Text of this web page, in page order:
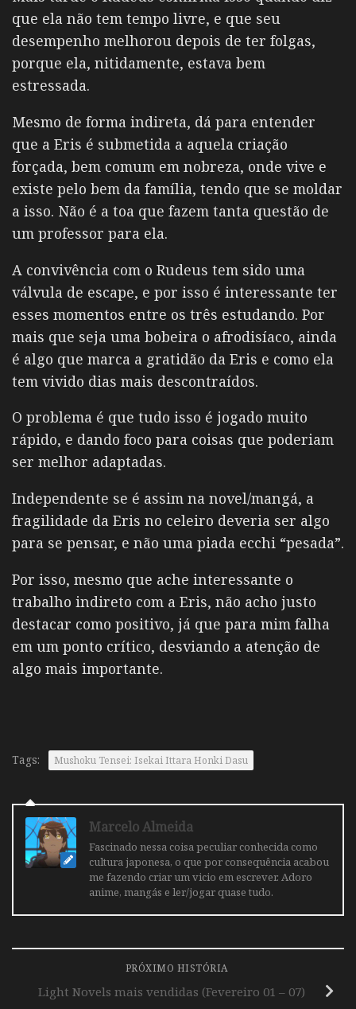
que ela não tem tempo livre, e que seu
desempenho melhorou depois de ter folgas,
porque ela, nitidamente, estava bem
estressada.
Mesmo de forma indireta, dá para entender
que a Eris é submetida a aquela criação
forçada, bem comum em nobreza, onde vive e
existe pelo bem da família, tendo que se moldar
a isso. Não é a toa que fazem tanta questão de
um professor para ela.
A convivência com o Rudeus tem sido uma
válvula de escape, e por isso é interessante ter
esses momentos entre os três estudando. Por
mais que seja uma bobeira o afrodisíaco, ainda
é algo que marca a gratidão da Eris e como ela
tem vivido dias mais descontraídos.
O problema é que tudo isso é jogado muito
rápido, e dando foco para coisas que poderiam
ser melhor adaptadas.
Independente se é assim na novel/mangá, a
fragilidade da Eris no celeiro deveria ser algo
para se pensar, e não uma piada ecchi “pesada”.
Por isso, mesmo que ache interessante o
trabalho indireto com a Eris, não acho justo
destacar como positivo, já que para mim falha
em um ponto crítico, desviando a atenção de
algo mais importante.
Tags: Mushoku Tensei: Isekai Ittara Honki Dasu
Marcelo Almeida
Fascinado nessa coisa peculiar conhecida como
cultura japonesa, o que por consequência acabou
me fazendo criar um vicio em escrever. Adoro
anime, mangás e ler/jogar quase tudo.
PRÓXIMO HISTÓRIA
Light Novels mais vendidas (Fevereiro 01 – 07)